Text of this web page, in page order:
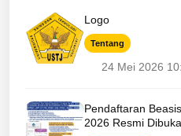
Logo
Tentang
24 Mei 2026
Pendaftaran
2026 Resmi Dibuka